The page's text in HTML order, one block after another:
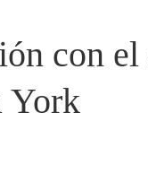
con
York